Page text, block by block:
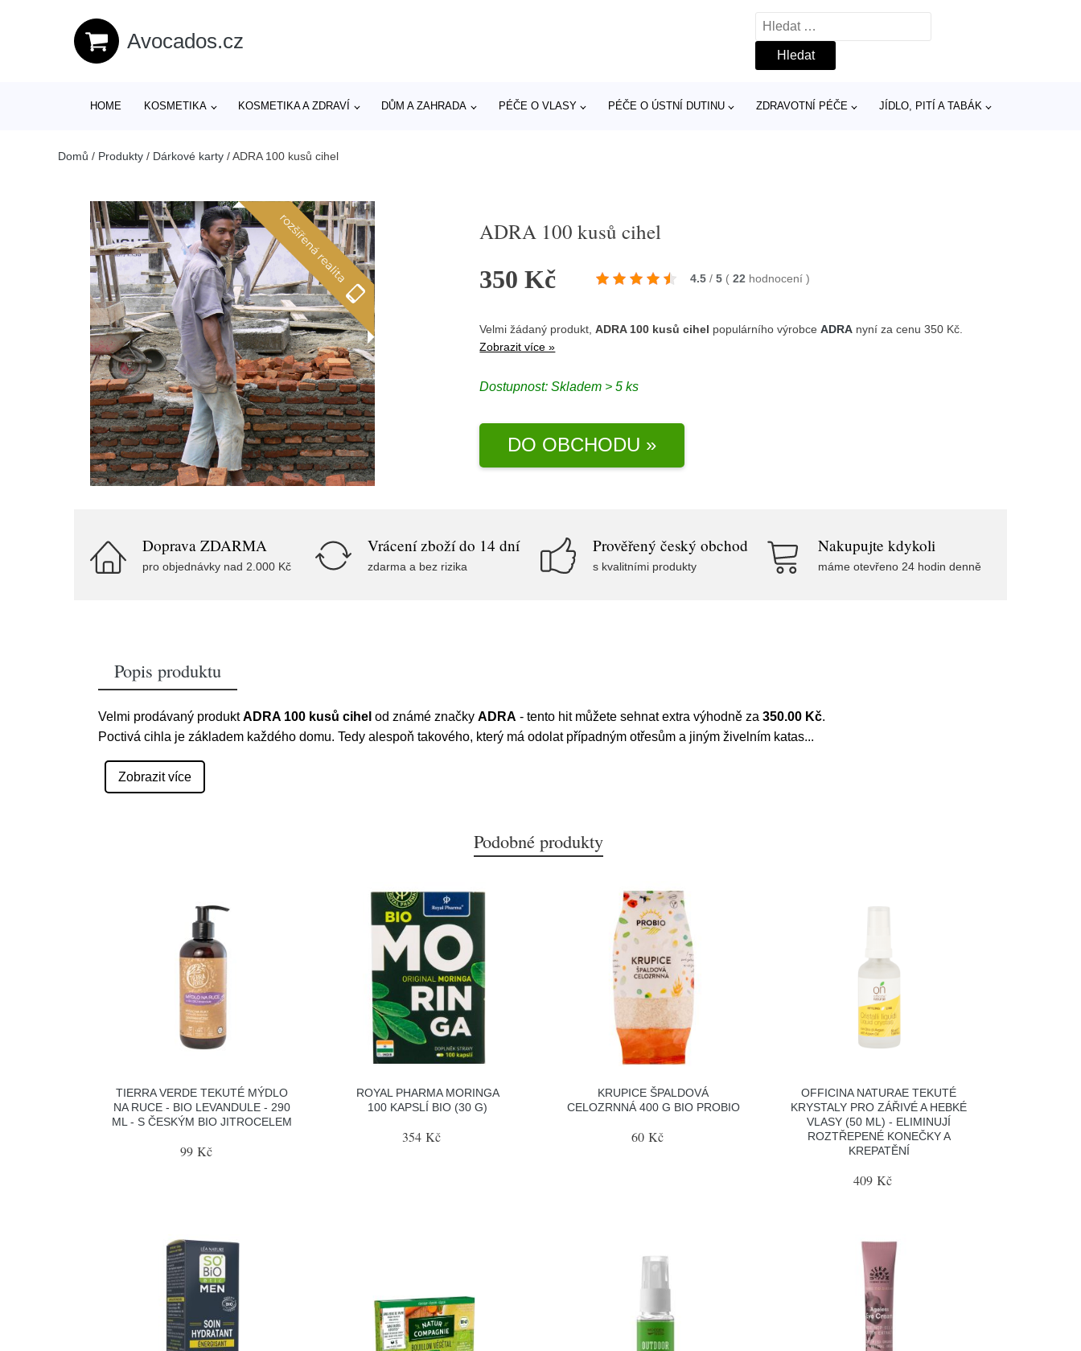
Avocados.cz
Vyhledávání
HOME KOSMETIKA KOSMETIKA A ZDRAVÍ DŮM A ZAHRADA PÉČE O VLASY PÉČE O ÚSTNÍ DUTINU ZDRAVOTNÍ PÉČE JÍDLO, PITÍ A TABÁK
Domů / Produkty / Dárkové karty /ADRA 100 kusů cihel
ADRA 100 kusů cihel
350 Kč 4.5 / 5 ( 22 hodnocení)
Velmi žádaný produkt,ADRA 100 kusů cihel populárního výrobceADRA nyní za cenu 350 Kč.
Zobrazit více »
Dostupnost:Skladem > 5 ks
DO OBCHODU »
Doprava ZDARMA
pro objednávky nad 2.000 Kč
Vrácení zboží do 14 dní
zdarma a bez rizika
Prověřený český obchod
s kvalitními produkty
Nakupujte kdykoli
máme otevřeno 24 hodin denně
Popis produktu
Velmi prodávaný produktADRA 100 kusů cihel od známé značky ADRA - tento hit můžete sehnat extra výhodně za 350.00 Kč.
Poctivá cihla je základem každého domu. Tedy alespoň takového, který má odolat případným otřesům a jiným živelním katas...
Zobrazit více
Podobné produkty
TIERRA VERDE TEKUTÉ MÝDLO
NA RUCE - BIO LEVANDULE - 290
ML - S ČESKÝM BIO JITROCELEM
99 Kč
ROYAL PHARMA MORINGA
100 KAPSLÍ BIO (30 G)
354 Kč
KRUPICE ŠPALDOVÁ
CELOZRNNÁ 400 G BIO PROBIO
60 Kč
OFFICINA NATURAE TEKUTÉ
KRYSTALY PRO ZÁŘIVÉ A HEBKÉ
VLASY (50 ML) - ELIMINUJÍ
ROZTŘEPENÉ KONEČKY A
KREPATĚNÍ
409 Kč